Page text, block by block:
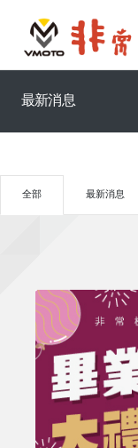
最新消息
全部 最新消息